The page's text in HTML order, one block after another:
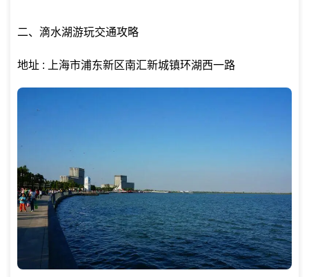
二、滴水湖游玩交通攻略
地址 : 上海市浦东新区南汇新城镇环湖西一路